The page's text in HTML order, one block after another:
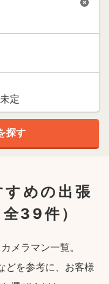
すめの出張
全39件）
メラマン一覧。
どを参考に、お客様